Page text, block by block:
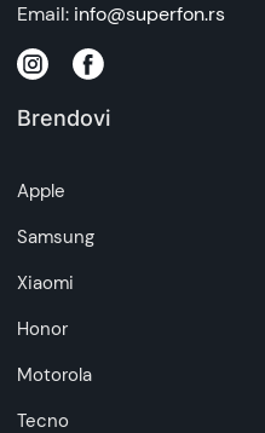
Email: info@superfon.rs
Brendovi
Apple
Samsung
Xiaomi
Honor
Motorola
Tecno